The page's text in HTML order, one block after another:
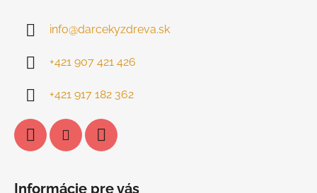
info@darcekyzdreva.sk
+421 907 421 426
+421 917 182 362
Informácie pre vás